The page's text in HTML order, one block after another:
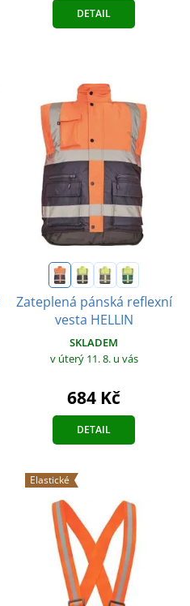
DETAIL
Zateplená pánská reflexní
vesta HELLIN
SKLADEM
v úterý 11. 8. u vás
684 Kč
DETAIL
Elastické